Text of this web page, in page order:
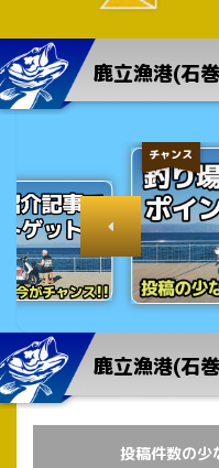
鹿立漁港(石
チャンス
鹿立漁港(石
投稿件数の少